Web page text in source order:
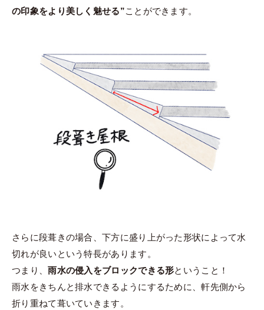
の印象をより美しく魅せる”ことができます。
さらに段葺きの場合、下方に盛り上がった形状によって水
切れが良いという特長があります。
つまり、雨水の侵入をブロックできる形ということ！
雨水をきちんと排水できるようにするために、軒先側から
折り重ねて葺いていきます。